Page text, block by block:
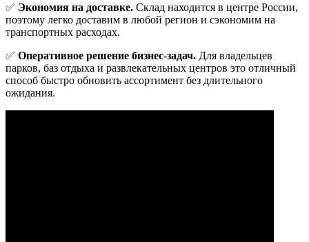
✅ Экономия на доставке. Склад находится в центре России,
поэтому легко доставим в любой регион и сэкономим на
транспортных расходах.
✅ Оперативное решение бизнес-задач. Для владельцев
парков, баз отдыха и развлекательных центров это отличный
способ быстро обновить ассортимент без длительного
ожидания.